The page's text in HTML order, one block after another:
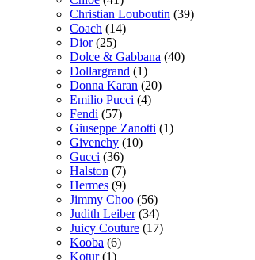
Christian Louboutin (39)
Coach (14)
Dior(25)
Dolce & Gabbana (40)
Dollargrand (1)
Donna Karan (20)
Emilio Pucci (4)
Fendi (57)
Giuseppe Zanotti (1)
Givenchy (10)
Gucci (36)
Halston (7)
Hermes (9)
Jimmy Choo (56)
Judith Leiber(34)
Juicy Couture (17)
Kooba (6)
Kotur(1)